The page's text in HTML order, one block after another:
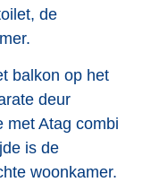
de
balkon op het
deur
met Atag combi
is de
woonkamer.